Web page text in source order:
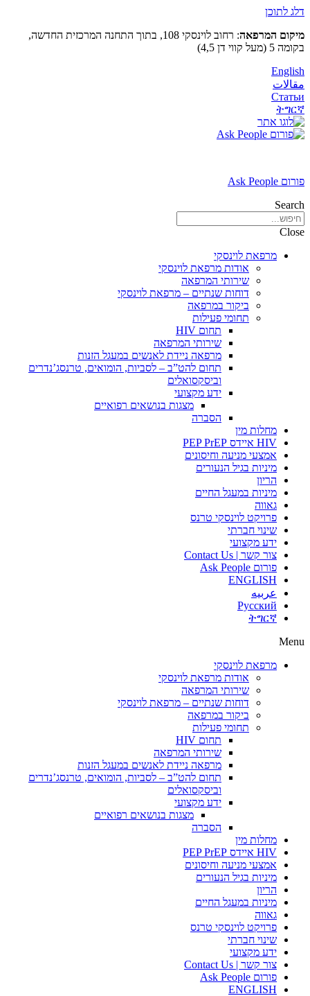
דלג לתוכן
מיקום המרפאה
: רחוב לוינסקי 108, בתוך התחנה המרכזית החדשה,
בקומה 5 (מעל קווי דן 4,5)
English
مقالات
Статьи
ትግርኛ
פורום Ask People
Search
Close
מרפאת לוינסקי
אודות מרפאת לוינסקי
שירותי המרפאה
דוחות שנתיים – מרפאת לוינסקי
ביקור במרפאה
תחומי פעילות
תחום HIV
שירותי המרפאה
מרפאה ניידת לאנשים במעגל הזנות
תחום להט”ב – לסביות, הומואים, טרנסג’נדרים
וביסקסואלים
ידע מקצועי
מצגות בנושאים רפואיים
הסברה
מחלות מין
HIV איידס PEP PrEP
אמצעי מניעה וחיסונים
מיניות בגיל הנעורים
הריון
מיניות במעגל החיים
גאווה
פרויקט לוינסקי טרנס
שינוי חברתי
ידע מקצועי
צור קשר | Contact Us
פורום Ask People
ENGLISH
عربيه
Русский
ትግርኛ
Menu
מרפאת לוינסקי
אודות מרפאת לוינסקי
שירותי המרפאה
דוחות שנתיים – מרפאת לוינסקי
ביקור במרפאה
תחומי פעילות
תחום HIV
שירותי המרפאה
מרפאה ניידת לאנשים במעגל הזנות
תחום להט”ב – לסביות, הומואים, טרנסג’נדרים
וביסקסואלים
ידע מקצועי
מצגות בנושאים רפואיים
הסברה
מחלות מין
HIV איידס PEP PrEP
אמצעי מניעה וחיסונים
מיניות בגיל הנעורים
הריון
מיניות במעגל החיים
גאווה
פרויקט לוינסקי טרנס
שינוי חברתי
ידע מקצועי
צור קשר | Contact Us
פורום Ask People
ENGLISH